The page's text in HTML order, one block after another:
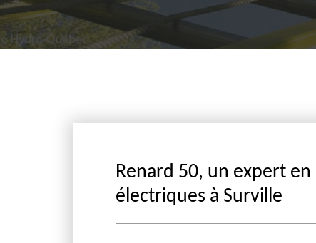
Renard 50, un expert
électriques à Surville